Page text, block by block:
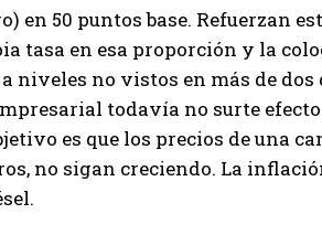
en 50 puntos base. Refuerzan
tasa en esa proporción y la
niveles no vistos en más de
todavía no surte
es que los precios de una
no sigan creciendo. La